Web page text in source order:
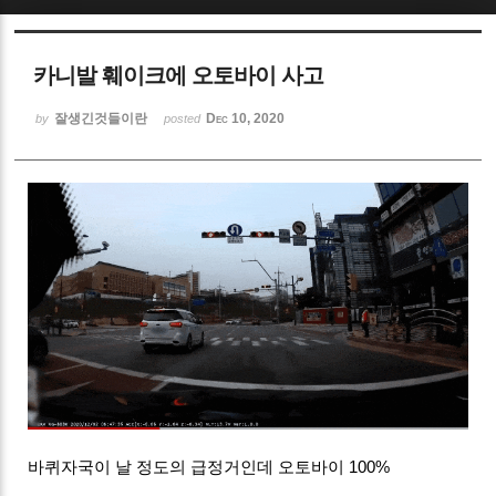
카니발 훼이크에 오토바이 사고
by 잘생긴것들이란 posted Dec 10, 2020
바퀴자국이 날 정도의 급정거인데 오토바이 100%
Sketchbook5, 스케치북5
Sketchbook5, 스케치북5